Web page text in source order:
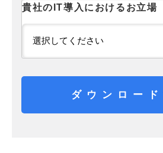
貴社のIT導入におけるお立場
ダウンロード